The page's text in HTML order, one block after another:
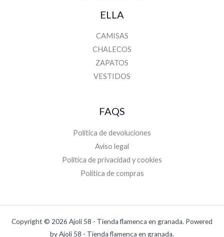
ELLA
CAMISAS
CHALECOS
ZAPATOS
VESTIDOS
FAQS
Política de devoluciones
Aviso legal
Politica de privacidad y cookies
Politica de compras
Copyright © 2026 Ajoli 58 - Tienda flamenca en granada. Powered
by Ajoli 58 - Tienda flamenca en granada.